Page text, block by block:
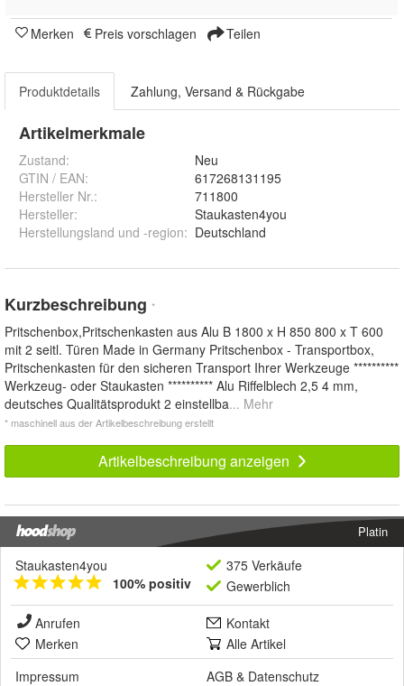
Merken Preis vorschlagen Teilen
Produktdetails Zahlung, Versand & Rückgabe
Artikelmerkmale
Zustand:
Neu
GTIN / EAN:
617268131195
Hersteller Nr.:
711800
Hersteller:
Staukasten4you
Herstellungsland und -region: Deutschland
Kurzbeschreibung *
Pritschenbox,Pritschenkasten aus Alu B 1800 x H 850 800 x T 600
mit 2 seitl. Türen Made in Germany Pritschenbox - Transportbox,
Pritschenkasten für den sicheren Transport Ihrer Werkzeuge **********
Werkzeug- oder Staukasten ********** Alu Riffelblech 2,5 4 mm,
deutsches Qualitätsprodukt 2 einstellba... Mehr
* maschinell aus der Artikelbeschreibung erstellt
Artikelbeschreibung anzeigen
Platin
Staukasten4you
100% positiv
375 Verkäufe
Gewerblich
Anrufen
Kontakt
Merken
Alle Artikel
Impressum
AGB & Datenschutz